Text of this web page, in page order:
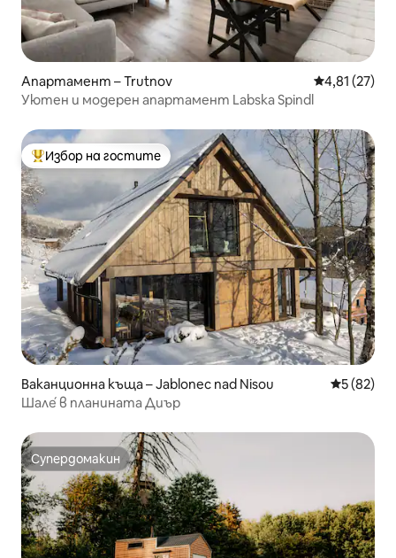
Апартамент – Trutnov Средна
4,81 (27)
Уютен и модерен апартамент Labska Spindl
Най-популярен избор на гостите
Избор на гостите
Ваканционна къща – Jablonec nad Nisou Средна
5 (82)
Шале́ в планината Диър
Супердомакин
Супердомакин